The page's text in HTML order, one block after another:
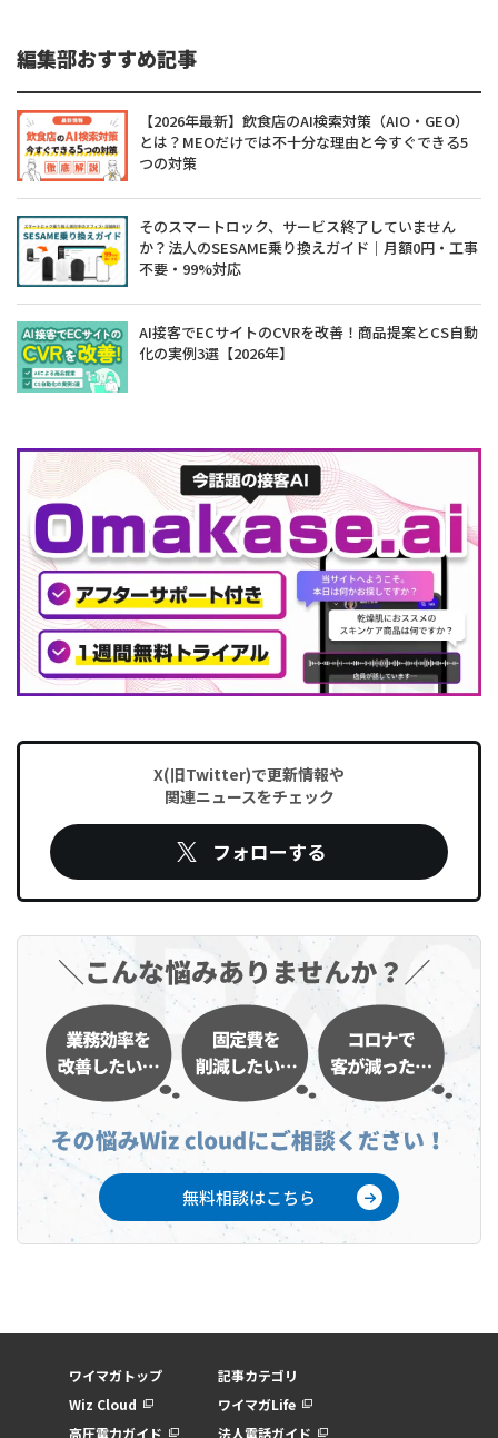
編集部おすすめ記事
【2026年最新】飲食店のAI検索対策（AIO・GEO）
とは？MEOだけでは不十分な理由と今すぐできる5
つの対策
そのスマートロック、サービス終了していません
か？法人のSESAME乗り換えガイド｜月額0円・工事
不要・99%対応
AI接客でECサイトのCVRを改善！商品提案とCS自動
化の実例3選【2026年】
X(旧Twitter)で更新情報や
関連ニュースをチェック
フォローする
無料相談はこちら
ワイマガトップ
記事カテゴリ
Wiz Cloud
ワイマガLife
高圧電力ガイド
法人電話ガイド